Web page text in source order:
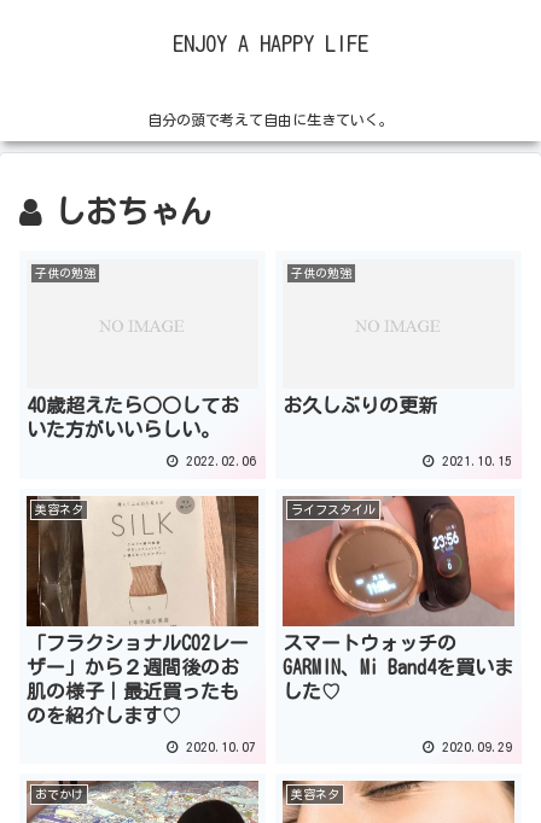
ENJOY A HAPPY LIFE
自分の頭で考えて自由に生きていく。
しおちゃん
子供の勉強
40歳超えたら○○してお
いた方がいいらしい。
2022.02.06
子供の勉強
お久しぶりの更新
2021.10.15
美容ネタ
「フラクショナルCO2レー
ザー」から２週間後のお
肌の様子｜最近買ったも
のを紹介します♡
2020.10.07
ライフスタイル
スマートウォッチの
GARMIN、Mi Band4を買いま
した♡
2020.09.29
おでかけ 美容ネタ